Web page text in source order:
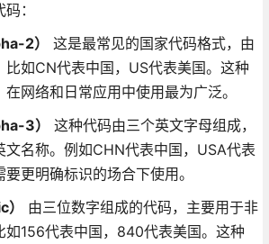
：
2）
这是最常见的国家代码格式，由
比如CN代表中国，US代表美国。这种
网络和日常应用中使用最为广泛。
3）
这种代码由三个英文字母组成，
文名称。例如CHN代表中国，USA代表
更明确标识的场合下使用。
由三位数字组成的代码，主要用于非
如156代表中国，840代表美国。这种